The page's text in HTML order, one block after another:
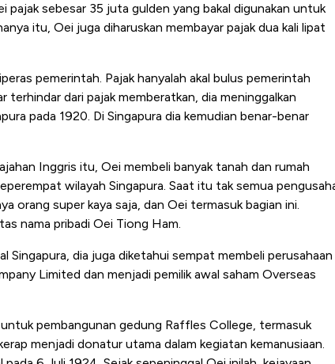
sebesar 35 juta gulden yang bakal digunakan untuk
itu, Oei juga diharuskan membayar pajak dua kali lipat
pemerintah. Pajak hanyalah akal bulus pemerintah
terhindar dari pajak memberatkan, dia meninggalkan
pada 1920. Di Singapura dia kemudian benar-benar
Inggris itu, Oei membeli banyak tanah dan rumah
wilayah Singapura. Saat itu tak semua
orang super kaya saja, dan Oei termasuk bagian ini.
nama pribadi Oei Tiong Ham.
Singapura, dia juga diketahui sempat membeli perusahaan
Limited dan menjadi pemilik awal saham Overseas
pembangunan gedung Raffles College, termasuk
menjadi donatur utama dalam kegiatan kemanusiaan.